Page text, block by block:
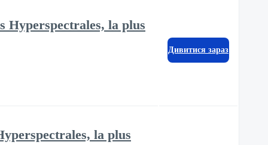
la plus
Дивитися зараз
la plus